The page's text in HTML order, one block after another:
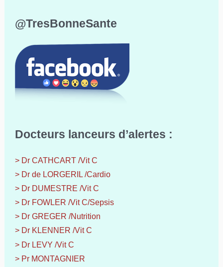
@TresBonneSante
Docteurs lanceurs d’alertes :
> Dr CATHCART /Vit C
> Dr de LORGERIL /Cardio
> Dr DUMESTRE /Vit C
> Dr FOWLER /Vit C/Sepsis
> Dr GREGER /Nutrition
> Dr KLENNER /Vit C
> Dr LEVY /Vit C
> Pr MONTAGNIER